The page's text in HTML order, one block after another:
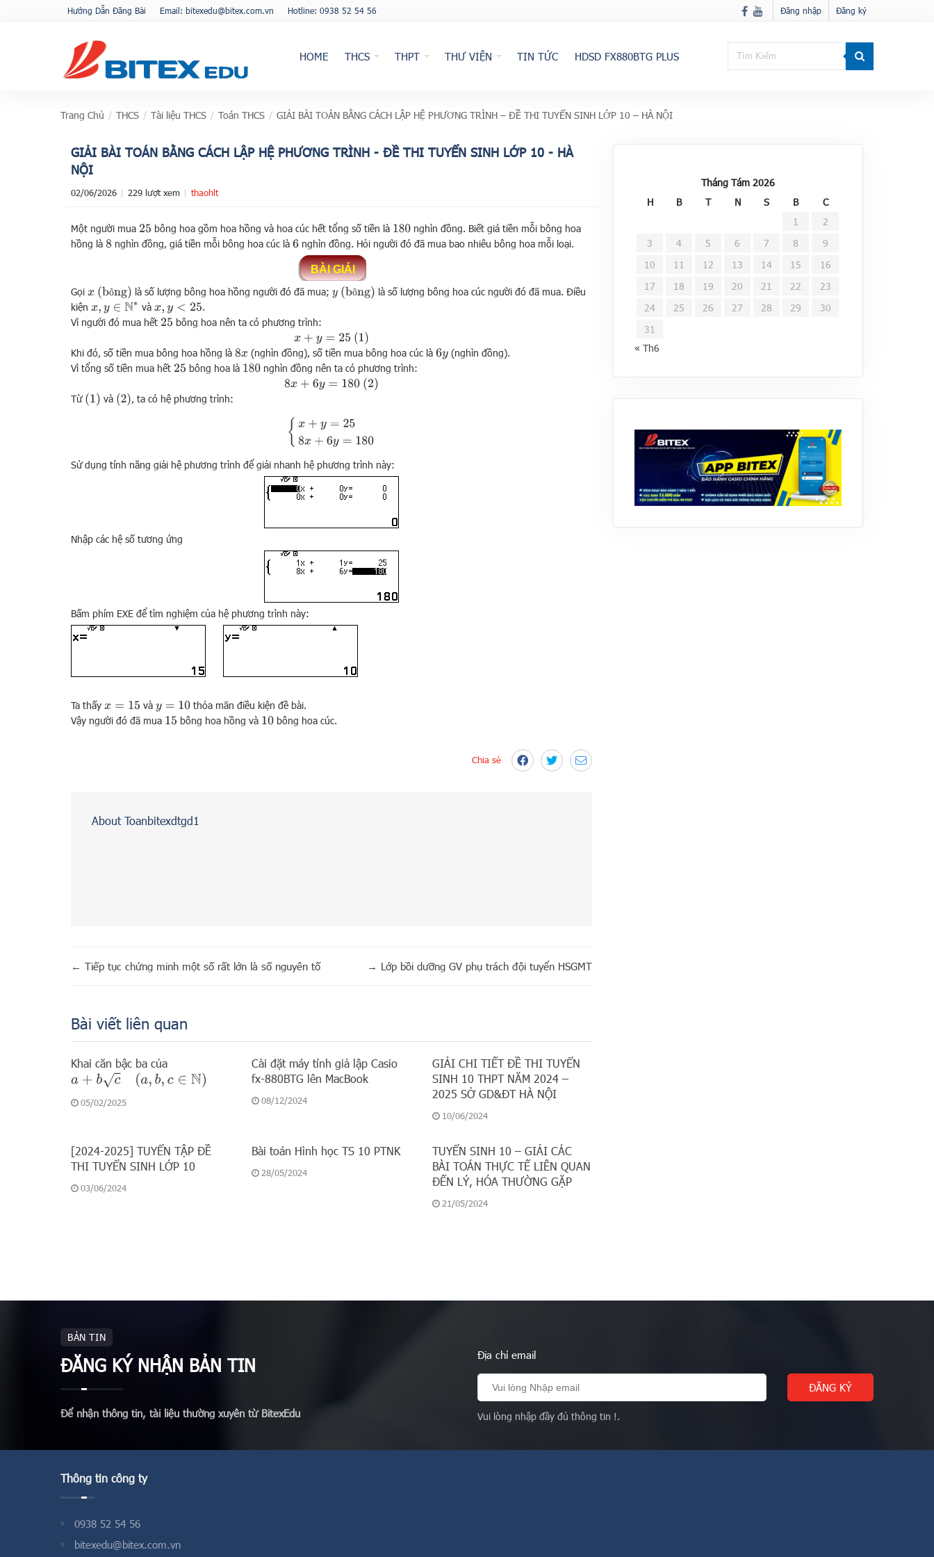
Hướng Dẫn Đăng Bài Email: bitexedu@bitex.com.vn Hotline: 0938 52 54 56 Đăng nhập Đăng ký
HOME THCS THPT THƯ VIỆN TIN TỨC HDSD FX880BTG PLUS
Trang Chủ / THCS / Tài liệu THCS / Toán THCS / GIẢI BÀI TOÁN BẰNG CÁCH LẬP HỆ PHƯƠNG TRÌNH – ĐỀ THI TUYỂN SINH LỚP 10 – HÀ NỘI
GIẢI BÀI TOÁN BẰNG CÁCH LẬP HỆ PHƯƠNG TRÌNH - ĐỀ THI TUYỂN SINH LỚP 10 - HÀ
NỘI
02/06/2026 229 lượt xem thaohlt
Một người mua 25 bông hoa gồm hoa hồng và hoa cúc hết tổng số tiền là 180 nghìn đồng. Biết giá tiền mỗi bông hoa
hồng là 8nghìn đồng, giá tiền mỗi bông hoa cúc là 6nghìn đồng. Hỏi người đó đã mua bao nhiêu bông hoa mỗi loại.
Gọi x ô
(bông) là số lượng bông hoa hồng người đó đã mua; y ô
(bông)
là số lượng bông hoa cúc người đó đã mua. Điều
kiện x,y ∈ N∗ vàx,y< 25
.
Vì người đó mua hết 25 bông hoa nên ta có phương trình:
x+y=25 (1 )
Khi đó, số tiền mua bông hoa hồng là 8x (nghìn đồng), số tiền mua bông hoa cúc là6y(nghìn đồng).
Vì tổng số tiền mua hết 25 bông hoa là 180 nghìn đồng nên ta có phương trình:
8x+6y =180 (2)
Từ (1 và (2) , ta có hệ phương trình:
{x +y=25 8x+6y=
Sử dụng tính năng giải hệ phương trình để giải nhanh hệ phương trình này:
Nhập các hệ số tương ứng
Bấm phím EXE để tìm nghiệm của hệ phương trình này:
Ta thấy x=15 và y=10
thỏa mãn điều kiện đề bài.
Vậy người đó đã mua 15 bông hoa hồng và 10bông hoa cúc.
Chia sẻ
About Toanbitexdtgd1
← Tiếp tục chứng minh một số rất lớn là số nguyên tố → Lớp bồi dưỡng GV phụ trách đội tuyển HSGMT
Bài viết liên quan
Khai căn bậc ba của
a+bc (a, b,c N)
05/02/2025
Cài đặt máy tính giả lập Casio
fx-880BTG lên MacBook
08/12/2024
GIẢI CHI TIẾT ĐỀ THI TUYỂN
SINH 10 THPT NĂM 2024 –
2025 SỞ GD&ĐT HÀ NỘI
10/06/2024
[2024-2025] TUYỂN TẬP ĐỀ
THI TUYỂN SINH LỚP 10
03/06/2024
Bài toán Hình học TS 10 PTNK
28/05/2024
TUYỂN SINH 10 – GIẢI CÁC
BÀI TOÁN THỰC TẾ LIÊN QUAN
ĐẾN LÝ, HÓA THƯỜNG GẶP
21/05/2024
Tháng Tám 2026
H
B T N S B
C
1
2
3
4 5 6 7 8
9
10
11 12 13 14 15
16
17
18 19 20 21 22
23
24
25 26 27 28 29
30
31
« Th6
BẢN TIN
ĐĂNG KÝ NHẬN BẢN TIN
Để nhận thông tin, tài liệu thường xuyên từ BitexEdu
Địa chỉ email
Vui lòng nhập đầy đủ thông tin !.
Thông tin công ty
0938 52 54 56
bitexedu@bitex.com.vn